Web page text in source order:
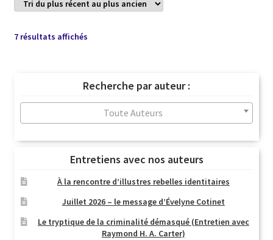
7 résultats affichésTrié
au
plus
ancien
Recherche par auteur :
Toute Auteurs
Entretiens avec nos auteurs
À la rencontre d’illustres rebelles identitaires
Juillet 2026 – le message d’Évelyne Cotinet
Le tryptique de la criminalité démasqué (Entretien avec
Raymond H. A. Carter)